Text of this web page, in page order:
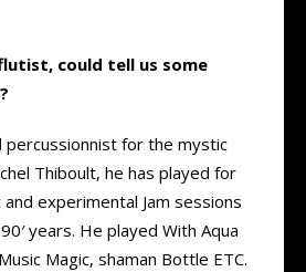
could tell us some
percussionnist for the mystic
Thiboult, he has played for
experimental Jam sessions
years. He played With Aqua
Magic, shaman Bottle ETC.